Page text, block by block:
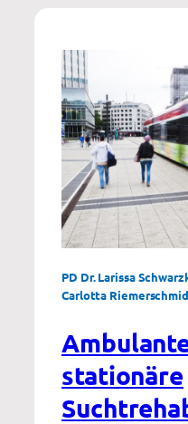
PD Dr. Larissa
Carlotta
stationäre